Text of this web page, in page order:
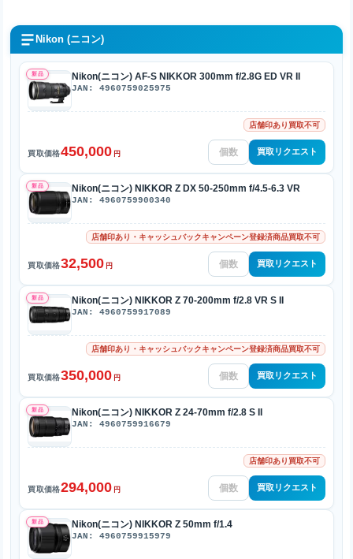
Nikon (ニコン)
新品 Nikon(ニコン) AF-S NIKKOR 300mm f/2.8G ED VR II
JAN: 4960759025975
店舗印あり買取不可
買取価格450,000 円 買取リクエスト
新品 Nikon(ニコン) NIKKOR Z DX 50-250mm f/4.5-6.3 VR
JAN: 4960759900340
店舗印あり・キャッシュバックキャンペーン登録済商品買取不可
買取価格32,500 円 買取リクエスト
新品 Nikon(ニコン) NIKKOR Z 70-200mm f/2.8 VR S II
JAN: 4960759917089
店舗印あり・キャッシュバックキャンペーン登録済商品買取不可
買取価格350,000 円 買取リクエスト
新品 Nikon(ニコン) NIKKOR Z 24-70mm f/2.8 S II
JAN: 4960759916679
店舗印あり買取不可
買取価格294,000 円 買取リクエスト
新品 Nikon(ニコン) NIKKOR Z 50mm f/1.4
JAN: 4960759915979